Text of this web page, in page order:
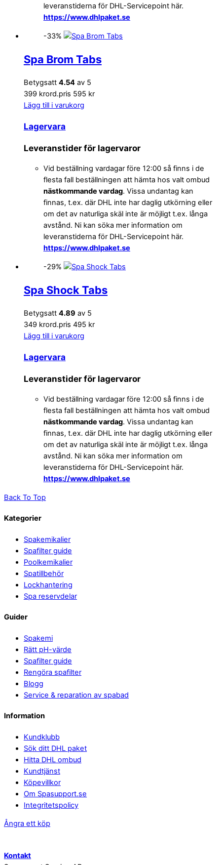
leveranstiderna för DHL-Servicepoint här.
https://www.dhlpaket.se
-33%
Spa Brom Tabs
Betygsatt 4.54 av 5
399 krord.pris 595 kr
Lägg till i varukorg
Lagervara
Leveranstider för lagervaror
Vid beställning vardagar före 12:00 så finns i de
flesta fall beställningen att hämta hos valt ombud
nästkommande vardag. Vissa undantag kan
finnas, t.ex. där DHL inte har daglig utkörning eller
om det av naturliga skäl inte är möjligt t.ex. långa
avstånd. Ni kan söka mer information om
leveranstiderna för DHL-Servicepoint här.
https://www.dhlpaket.se
-29%
Spa Shock Tabs
Betygsatt 4.89 av 5
349 krord.pris 495 kr
Lägg till i varukorg
Lagervara
Leveranstider för lagervaror
Vid beställning vardagar före 12:00 så finns i de
flesta fall beställningen att hämta hos valt ombud
nästkommande vardag. Vissa undantag kan
finnas, t.ex. där DHL inte har daglig utkörning eller
om det av naturliga skäl inte är möjligt t.ex. långa
avstånd. Ni kan söka mer information om
leveranstiderna för DHL-Servicepoint här.
https://www.dhlpaket.se
Back To Top
Kategorier
Spakemikalier
Spafilter guide
Poolkemikalier
Spatillbehör
Lockhantering
Spa reservdelar
Guider
Spakemi
Rätt pH-värde
Spafilter guide
Rengöra spafilter
Blogg
Service & reparation av spabad
Information
Kundklubb
Sök ditt DHL paket
Hitta DHL ombud
Kundtjänst
Köpevillkor
Om Spasupport.se
Integritetspolicy
Ångra ett köp
Kontakt